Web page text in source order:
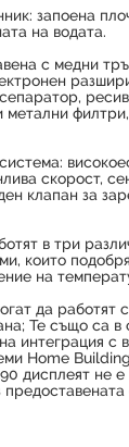
запоена
на водата.
с медни
метални
скорост,
клапан за
в три
които
на
да работят
Те също са
интеграция с
Home
дисплеят не